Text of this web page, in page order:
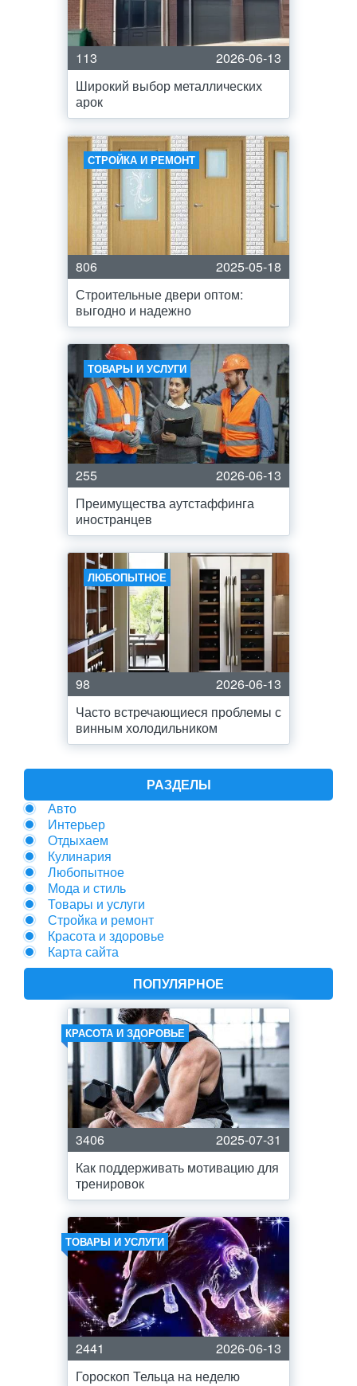
113
2026-06-13
Широкий выбор металлических
арок
СТРОЙКА И РЕМОНТ
806
2025-05-18
Строительные двери оптом:
выгодно и надежно
ТОВАРЫ И УСЛУГИ
255
2026-06-13
Преимущества аутстаффинга
иностранцев
ЛЮБОПЫТНОЕ
98
2026-06-13
Часто встречающиеся проблемы с
винным холодильником
РАЗДЕЛЫ
Авто
Интерьер
Отдыхаем
Кулинария
Любопытное
Мода и стиль
Товары и услуги
Стройка и ремонт
Красота и здоровье
Карта сайта
ПОПУЛЯРНОЕ
КРАСОТА И ЗДОРОВЬЕ
3406
2025-07-31
Как поддерживать мотивацию для
тренировок
ТОВАРЫ И УСЛУГИ
2441
2026-06-13
Гороскоп Тельца на неделю